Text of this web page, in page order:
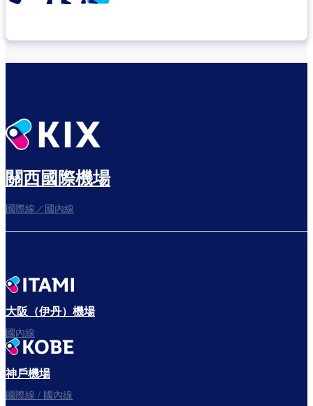
出發啦！
祝您旅途愉快。
關西國際機場
國際線／國內線
大阪（伊丹）機場
國內線
神戶機場
國際線 / 國內線